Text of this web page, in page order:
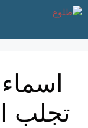
انتقل
المحتوى
تجلب